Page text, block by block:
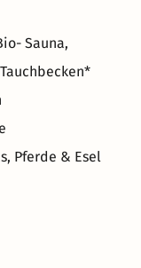
Sauna,
Pferde & Esel